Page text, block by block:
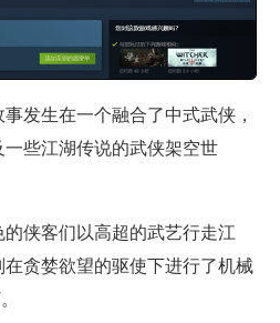
发生在一个融合了中式武侠，
些江湖传说的武侠架空世
侠客们以高超的武艺行走江
贪婪欲望的驱使下进行了机械